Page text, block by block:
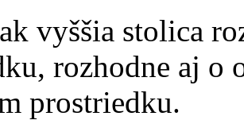
vyššia stolica
rozhodne aj o
prostriedku.